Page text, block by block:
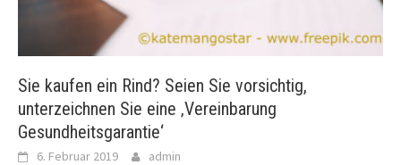
Sie kaufen ein Rind? Seien Sie vorsichtig,
unterzeichnen Sie eine ‚Vereinbarung
Gesundheitsgarantie‘
6. Februar 2019 admin